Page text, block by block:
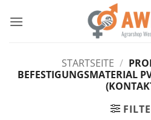
Inhalt
STARTSEITE /
BEFESTIGUNGSMATERIAL